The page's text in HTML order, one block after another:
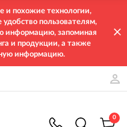
и похожие технологии,
пользователям,
информацию, запоминая
и продукции, а также
информацию.
0